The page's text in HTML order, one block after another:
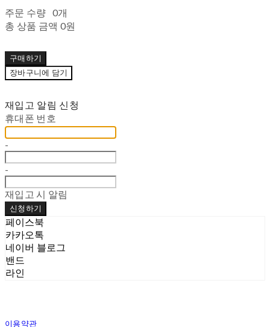
주문 수량 0개
총 상품 금액 0원
구매하기
장바구니에 담기
재입고 알림 신청
휴대폰 번호
-
-
재입고 시 알림
신청하기
페이스북
카카오톡
네이버 블로그
밴드
라인
이용약관